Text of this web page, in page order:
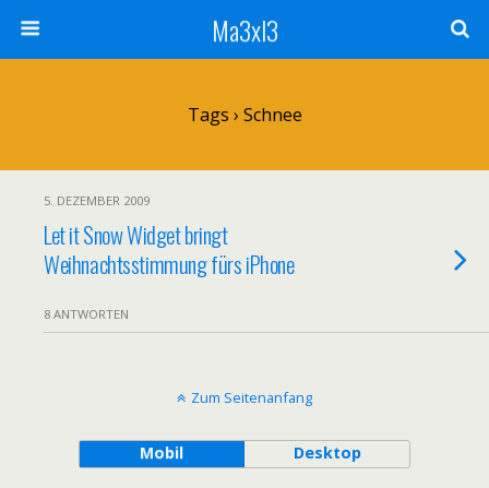
Ma3xl3
Tags › Schnee
5. DEZEMBER 2009
Let it Snow Widget bringt
Weihnachtsstimmung fürs iPhone
8 ANTWORTEN
Zum Seitenanfang
Mobil Desktop